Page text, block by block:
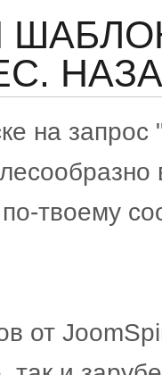
на запрос
твоему
от